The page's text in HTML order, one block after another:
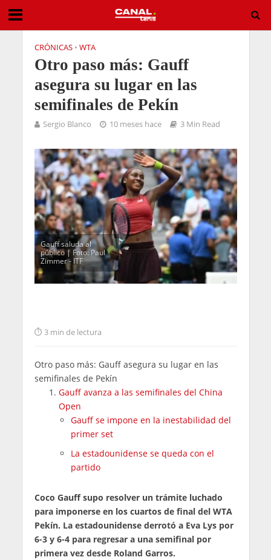
CRÓNICAS • WTA
Otro paso más: Gauff
asegura su lugar en las
semifinales de Pekín
Sergio Blanco 10 meses hace 3 Min Read
Gauff saluda al
público | Foto: Paul
Zimmer - ITF
3 min de lectura
Otro paso más: Gauff asegura su lugar en las
semifinales de Pekín
Gauff avanza a las semifinales del China
Open
Gauff se impone en la inestabilidad del
primer set
La estadounidense se queda con el
partido
Coco Gauff supo resolver un trámite luchado
para imponerse en los cuartos de final del WTA
Pekín. La estadounidense derrotó a Eva Lys por
6-3 y 6-4 para regresar a una semifinal por
primera vez desde Roland Garros.